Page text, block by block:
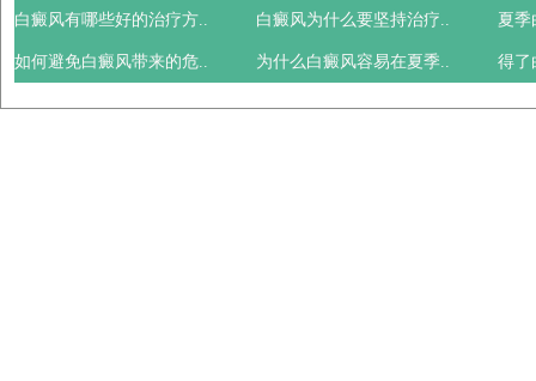
白癜风有哪些好的治疗方.. 白癜风为什么要坚持治疗.. 夏季
如何避免白癜风带来的危.. 为什么白癜风容易在夏季.. 得了